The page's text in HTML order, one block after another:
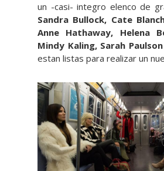
un -casi- integro elenco de
Sandra Bullock, Cate
Anne Hathaway, Helena
Mindy Kaling, Sarah
estan listas para realizar un